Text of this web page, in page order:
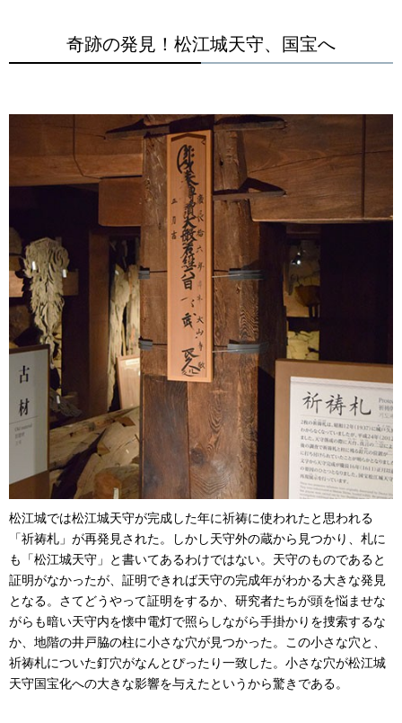
奇跡の発見！松江城天守、国宝へ
松江城では松江城天守が完成した年に祈祷に使われたと思われる
「祈祷札」が再発見された。しかし天守外の蔵から見つかり、札に
も「松江城天守」と書いてあるわけではない。天守のものであると
証明がなかったが、証明できれば天守の完成年がわかる大きな発見
となる。さてどうやって証明をするか、研究者たちが頭を悩ませな
がらも暗い天守内を懐中電灯で照らしながら手掛かりを捜索するな
か、地階の井戸脇の柱に小さな穴が見つかった。この小さな穴と、
祈祷札についた釘穴がなんとぴったり一致した。小さな穴が松江城
天守国宝化への大きな影響を与えたというから驚きである。